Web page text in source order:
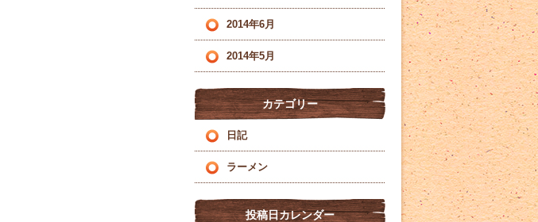
2014年6月
2014年5月
カテゴリー
日記
ラーメン
投稿日カレンダー